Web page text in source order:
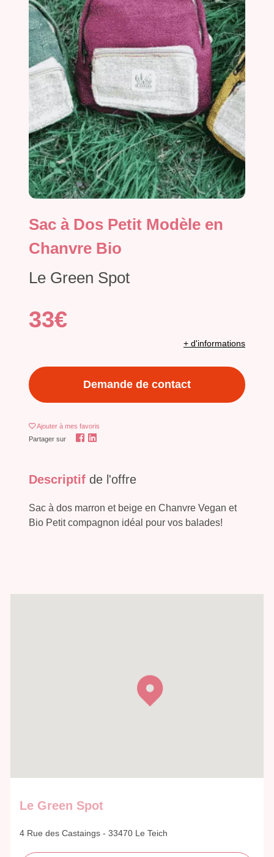
Sac à Dos Petit Modèle en
Chanvre Bio
Le Green Spot
33€
+ d'informations
Demande de contact
Ajouter à mes favoris
Partager sur
Descriptif de l'offre
Sac à dos marron et beige en Chanvre Vegan et
Bio Petit compagnon idéal pour vos balades!
Le Green Spot
4 Rue des Castaings - 33470 Le Teich